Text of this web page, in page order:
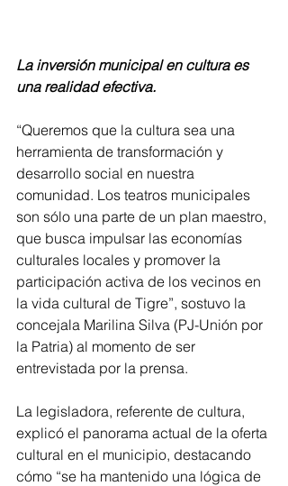
La inversión municipal en cultura es
una realidad efectiva.
“Queremos que la cultura sea una
herramienta de transformación y
desarrollo social en nuestra
comunidad. Los teatros municipales
son sólo una parte de un plan maestro,
que busca impulsar las economías
culturales locales y promover la
participación activa de los vecinos en
la vida cultural de Tigre”, sostuvo la
concejala Marilina Silva (PJ-Unión por
la Patria) al momento de ser
entrevistada por la prensa.
La legisladora, referente de cultura,
explicó el panorama actual de la oferta
cultural en el municipio, destacando
cómo “se ha mantenido una lógica de